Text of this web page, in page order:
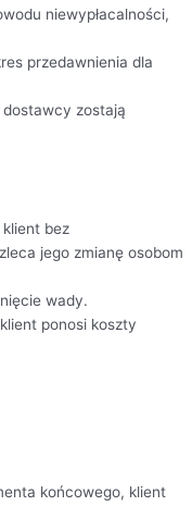
niewypłacalności,
przedawnienia dla
zostają
bez
jego zmianę osobom
wady.
ponosi koszty
końcowego, klient